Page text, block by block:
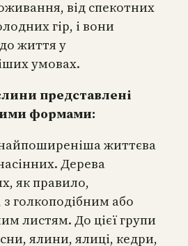
від спекотних
гір, і вони
життя у
умовах.
представлені
формами:
життєва
Дерева
як правило,
з голкоподібним або
листям. До цієї групи
ялини, ялиці, кедри,